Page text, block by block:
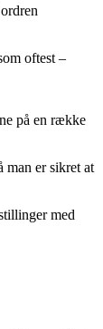
oftest –
på en række
man er sikret at
med